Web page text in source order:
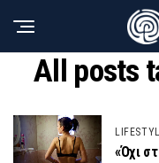
All posts
«Όχι